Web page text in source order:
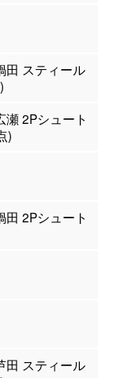
田 スティール
瀬 2Pシュート
)
田 2Pシュート
田 スティール